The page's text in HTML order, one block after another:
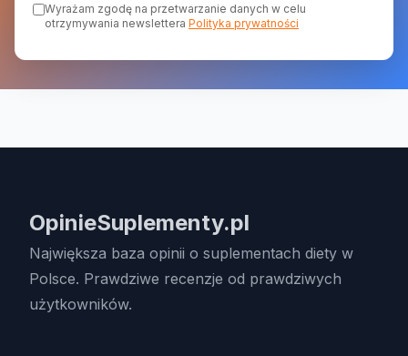
Wyrażam zgodę na przetwarzanie danych w celu
otrzymywania newslettera Polityka prywatności
OpinieSuplementy.pl
Największa baza opinii o suplementach diety w
Polsce. Prawdziwe recenzje od prawdziwych
użytkowników.